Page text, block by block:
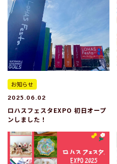
お知らせ
2025.06.02
ロハスフェスタEXPO 初日オープ
ンしました！